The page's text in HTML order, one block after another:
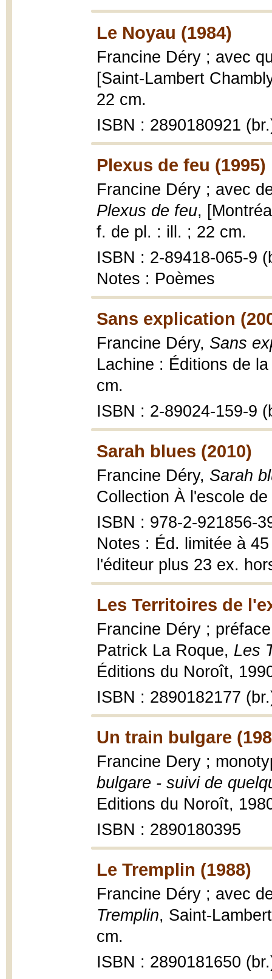
Le Noyau (1984)
Francine Déry ; avec
[Saint-Lambert
22 cm.
ISBN : 2890180921
Plexus de feu (1995)
Francine Déry ; avec
Plexus de feu,
f. de pl. : ill. ; 22 cm.
ISBN : 2-89418-065-9
Notes : Poèmes
Sans explication
Francine Déry, Sans
Lachine : Éditions de
cm.
ISBN : 2-89024-159-9
Sarah blues (2010)
Francine Déry, Sarah
Collection À l'escole
ISBN : 978-2-921856-
Notes : Éd. limitée à
l'éditeur plus 23 ex.
Les Territoires de
Francine Déry ;
Patrick La Roque, Les
Éditions du Noroît,
ISBN : 2890182177
Un train bulgare
Francine Dery ;
bulgare - suivi de
Editions du Noroît,
ISBN : 2890180395
Le Tremplin (1988)
Francine Déry ; avec
Tremplin, Saint-
cm.
ISBN : 2890181650